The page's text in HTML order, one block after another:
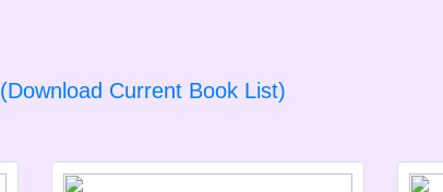
(Download Current Book List)